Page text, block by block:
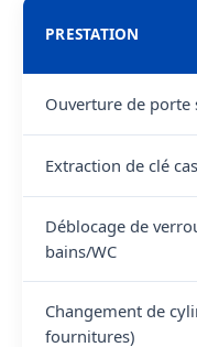
PRESTATION
Ouverture de porte
Extraction de clé
Déblocage de
bains/WC
Changement de
fournitures)